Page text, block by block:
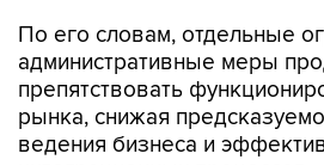
По его словам, отдельные
административные меры
препятствовать
рынка, снижая
ведения бизнеса и